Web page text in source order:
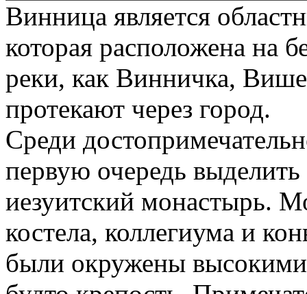
Винница является
которая расположена на
реки, как Винничка,
протекают через город.
Среди
первую очередь
иезуитский монастырь.
костела, коллегиума и
были окружены